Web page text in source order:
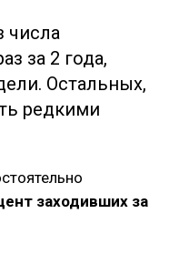
числа
за 2 года,
Остальных,
редкими
заходивших за